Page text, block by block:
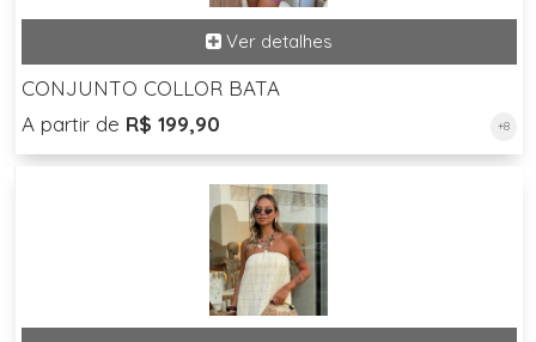
CONJUNTO COLLOR BATA
A partir de R$ 199,90 +8